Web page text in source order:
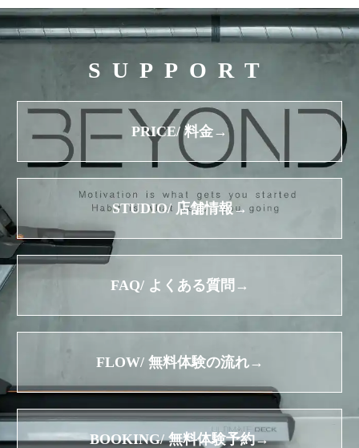
SUPPORT
PRICE/ 料金→
STUDIO/ 店舗情報→
FAQ/ よくある質問→
FLOW/ 無料体験の流れ→
BOOKING/ 無料体験予約→